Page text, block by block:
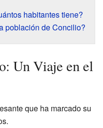
habitantes tiene?
población de Concilio?
Un Viaje en el
que ha marcado su